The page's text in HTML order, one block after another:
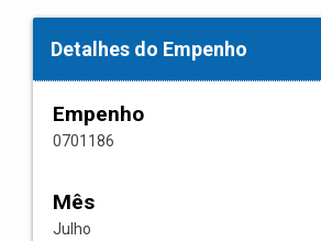
Detalhes do Empenho
Empenho
0701186
Mês
Julho